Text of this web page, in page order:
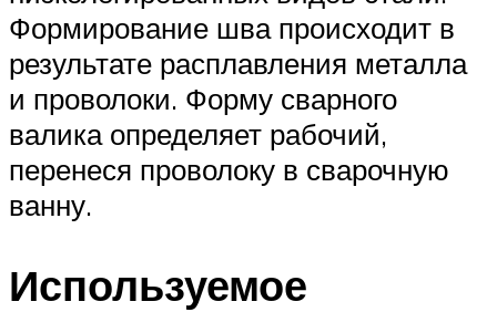
Формирование шва происходит в
результате расплавления металла
и проволоки. Форму сварного
валика определяет рабочий,
перенеся проволоку в сварочную
ванну.
Используемое